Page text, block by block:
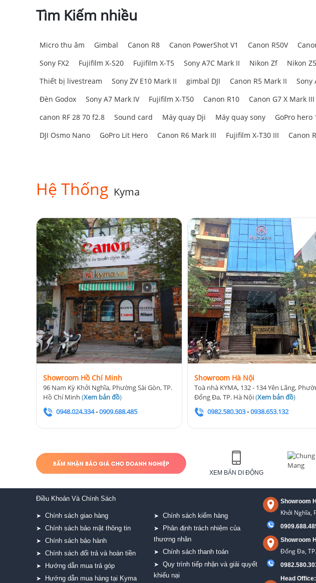
Tìm Kiếm nhiều
Micro thu âm Gimbal Canon R8 Canon PowerShot V1 Canon R50V
Sony FX2
Fujifilm X-S20 Fujifilm X-T5 Sony A7C Mark II Nikon Zf Nikon
Thiết bị livestream
Sony ZV E10 Mark II gimbal DJI Canon R5 Mark II Sony
Đèn Godox
Sony A7 Mark IV Fujifilm X-T50 Canon R10 Canon G7 X Mark III
canon RF 28 70 f2.8
Sound card Máy quay Dji Máy quay sony GoPro hero
DJI Osmo Nano
GoPro Lit Hero Canon R6 Mark III Fujifilm X-T30 III Canon
Hệ Thống Kyma
Showroom Hồ Chí Minh
96 Nam Kỳ Khởi Nghĩa, Phường Sài Gòn, TP.
Hồ Chí Minh (Xem bản đồ)
0948.024.334-0909.688.485
Showroom Hà Nội
Toà nhà KYMA, 132 - 134 Yên Lãng,
Đống Đa, TP. Hà Nội(Xem bản đồ)
0982.580.303-0938.653.132
XEM BẢN DI ĐỘNG
Điều Khoản Và Chính Sách
➤ Chính sách giao hàng
➤ Chính sách bảo mật thông tin
➤ Chính sách bảo hành
➤ Chính sách đổi trả và hoàn tiền
➤ Hướng dẫn mua trả góp
➤ Hướng dẫn mua hàng tại Kyma
➤ Chính sách kiểm hàng
➤
Phân định trách nhiệm của
thương nhân
➤ Chính sách thanh toán
➤
Quy trình tiếp nhận và giải quyết
khiếu nại
Showroom
Khởi Nghĩa,
Showroom
Đống Đa,
Head